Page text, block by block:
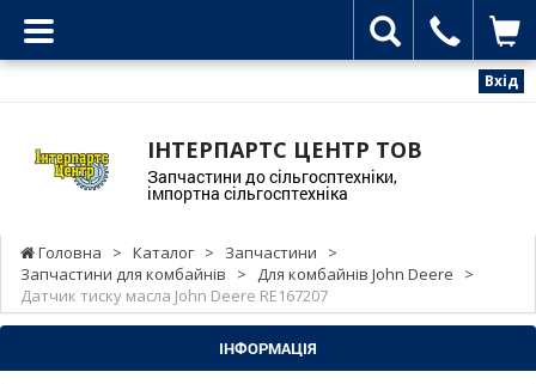
Вхід
ІНТЕРПАРТС ЦЕНТР ТОВ
Запчастини до сільгосптехніки,
імпортна сільгосптехніка
Головна > Каталог > Запчастини
>
Запчастини для комбайнів
> Для комбайнів John Deere
>
Датчик тиску масла John Deere RE167207
ІНФОРМАЦІЯ